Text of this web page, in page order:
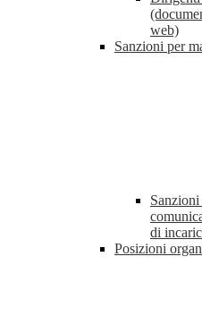
web)
Sanzioni per
di
Posizioni